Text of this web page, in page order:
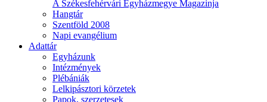
A Székesfehérvári Egyházmegye Magazinja
Hangtár
Szentföld 2008
Napi evangélium
Adattár
Egyházunk
Intézmények
Plébániák
Lelkipásztori körzetek
Papok, szerzetesek